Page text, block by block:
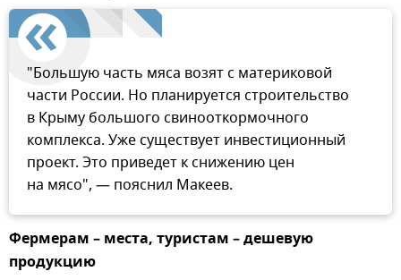
"Большую часть мяса возят с материковой
части России. Но планируется строительство
в Крыму большого свинооткормочного
комплекса. Уже существует инвестиционный
проект. Это приведет к снижению цен
на мясо", — пояснил Макеев.
Фермерам – места, туристам – дешевую
продукцию